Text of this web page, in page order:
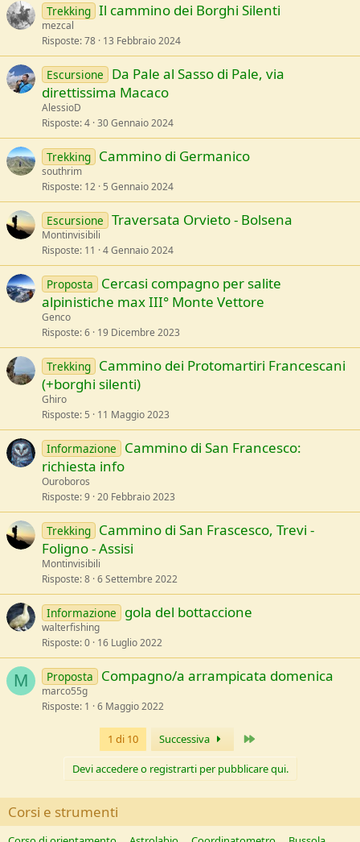
Trekking Il cammino dei Borghi Silenti
mezcal
Risposte 78 13 Febbraio 2024
Escursione
Da Pale al Sasso di Pale, via
direttissima Macaco
AlessioD
Risposte 4 30 Gennaio 2024
Trekking Cammino di Germanico
southrim
Risposte 12 5 Gennaio 2024
Escursione Traversata Orvieto - Bolsena
Montinvisibili
Risposte 11 4 Gennaio 2024
Proposta
Cercasi compagno per salite
alpinistiche max III° Monte Vettore
Genco
Risposte 6 19 Dicembre 2023
Trekking Cammino dei Protomartiri Francescani
(+borghi silenti)
Ghiro
Risposte 5 11 Maggio 2023
Informazione
Cammino di San Francesco:
richiesta info
Ouroboros
Risposte 9 20 Febbraio 2023
Trekking Cammino di San Frascesco, Trevi -
Foligno - Assisi
Montinvisibili
Risposte 8 6 Settembre 2022
Informazione gola del bottaccione
walterfishing
Risposte 0 16 Luglio 2022
M Proposta Compagno/a arrampicata domenica
marco55g
Risposte 1 6 Maggio 2022
1 di 10 Successiva
Devi accedere o registrarti per pubblicare qui.
Corsi e strumenti